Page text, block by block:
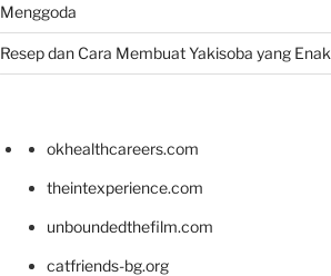
Menggoda
Resep dan Cara Membuat Yakisoba yang Enak
okhealthcareers.com
theintexperience.com
unboundedthefilm.com
catfriends-bg.org